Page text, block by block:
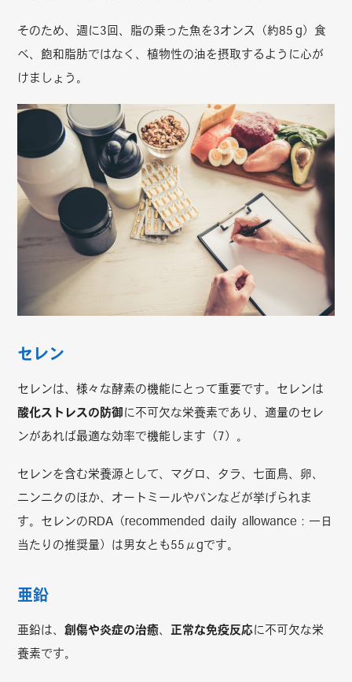
そのため、週に3回、脂の乗った魚を3オンス（約85 g）食
べ、飽和脂肪ではなく、植物性の油を摂取するように心が
けましょう。
セレン
セレンは、様々な酵素の機能にとって重要です。セレンは
酸化ストレスの防御 に不可欠な栄養素であり、適量のセレ
ンがあれば最適な効率で機能します（7）。
セレンを含む栄養源として、マグロ、タラ、七面鳥、卵、
ニンニクのほか、オートミールやパンなどが挙げられま
す。セレンのRDA（recommended daily allowance：一日
当たりの推奨量）は男女とも55μgです。
亜鉛
亜鉛は、創傷や炎症の治癒、 正常な免疫反応に不可欠な栄
養素です。